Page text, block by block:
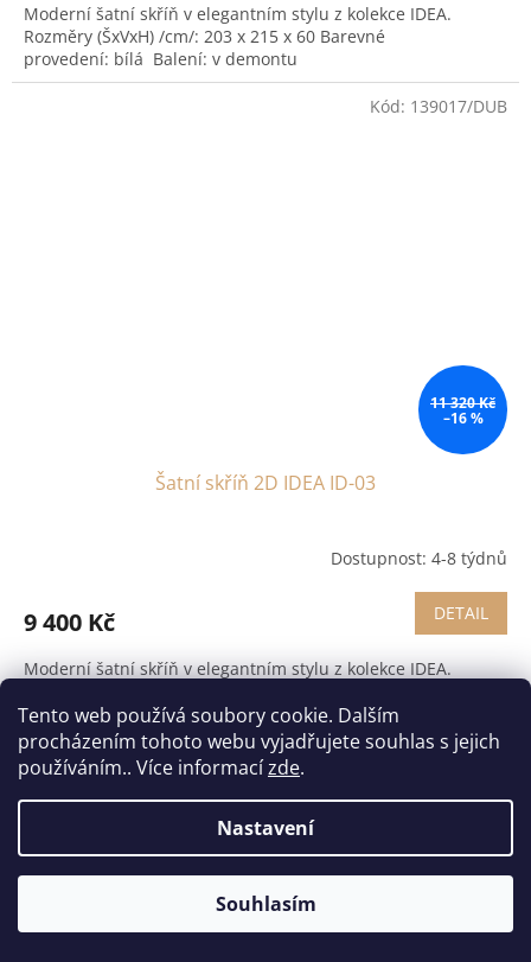
Tento web používá soubory cookie. Dalším
procházením tohoto webu vyjadřujete souhlas s jejich
používáním.. Více informacízde.
Nastavení
Souhlasím
Moderní šatní skříň v elegantním stylu z kolekce IDEA.
Rozměry (ŠxVxH) /cm/: 203 x 215 x 60 Barevné
provedení: bílá Balení: v demontu
11 320 Kč
–16 %
Šatní skříň 2D IDEA ID-03
Dostupnost: 4-8 týdnů
9 400 Kč DETAIL
Moderní šatní skříň v elegantním stylu z kolekce IDEA.
provedení: bílá mat / šedá mat, dub san remo Balení:
v demontu
Kód: 139017/DUB